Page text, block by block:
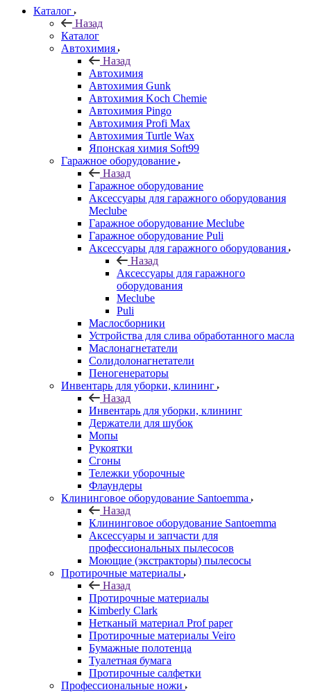
Каталог
Назад
Каталог
Автохимия
Назад
Автохимия
Автохимия Gunk
Автохимия Koch Chemie
Автохимия Pingo
Автохимия Profi Max
Автохимия Turtle Wax
Японская химия Soft99
Гаражное оборудование
Назад
Гаражное оборудование
Аксессуары для гаражного оборудования
Meclube
Гаражное оборудование Meclube
Гаражное оборудование Puli
Аксессуары для гаражного оборудования
Назад
Аксессуары для гаражного
оборудования
Meclube
Puli
Маслосборники
Устройства для слива обработанного масла
Маслонагнетатели
Солидолонагнетатели
Пеногенераторы
Инвентарь для уборки, клининг
Назад
Инвентарь для уборки, клининг
Держатели для шубок
Мопы
Рукоятки
Сгоны
Тележки уборочные
Флаундеры
Клининговое оборудование Santoemma
Назад
Клининговое оборудование Santoemma
Аксессуары и запчасти для
профессиональных пылесосов
Моющие (экстракторы) пылесосы
Протирочные материалы
Назад
Протирочные материалы
Kimberly Clark
Нетканый материал Prof paper
Протирочные материалы Veiro
Бумажные полотенца
Туалетная бумага
Протирочные салфетки
Профессиональные ножи